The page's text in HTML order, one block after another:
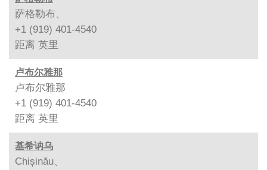
萨格勒布、
+1 (919) 401-4540
距离 英里
卢布尔雅那
卢布尔雅那
+1 (919) 401-4540
距离 英里
基希讷乌
Chișinău、